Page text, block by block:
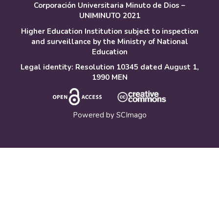
Corporación Universitaria Minuto de Dios –
UNIMINUTO 2021
Higher Education Institution subject to inspection
and surveillance by the Ministry of National
Education
Legal identity: Resolution 10345 dated August 1,
1990 MEN
Powered by SCImago